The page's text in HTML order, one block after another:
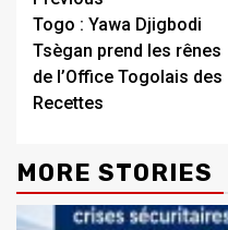
Reading
Togo : Yawa Djigbodi
Tsègan prend les rênes
de l’Office Togolais des
Recettes
MORE STORIES